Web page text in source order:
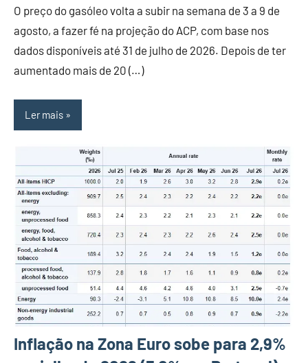
O preço do gasóleo volta a subir na semana de 3 a 9 de
agosto, a fazer fé na projeção do ACP, com base nos
dados disponíveis até 31 de julho de 2026. Depois de ter
aumentado mais de 20 (…)
Ler mais
Inflação na Zona Euro sobe para 2,9%